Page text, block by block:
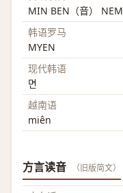
MIN BEN（音）
韩语罗马
MYEN
现代韩语
면
越南语
miên
方言读音 （旧版简文）